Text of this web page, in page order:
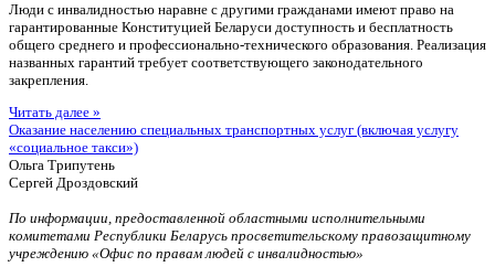
Люди с инвалидностью наравне с другими гражданами имеют право на
гарантированные Конституцией Беларуси доступность и бесплатность
общего среднего и профессионально-технического образования. Реализация
названных гарантий требует соответствующего законодательного
закрепления.
Читать далее »
Оказание населению специальных транспортных услуг (включая услугу
«социальное такси»)
Ольга Трипутень
Сергей Дроздовский
По информации, предоставленной областными исполнительными
комитетами Республики Беларусь просветительскому правозащитному
учреждению «Офис по правам людей с инвалидностью»